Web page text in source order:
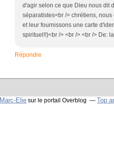
d'agir selon ce que Dieu nous dit
séparatistes<br /> chrétiens,
et leur fournissons une carte
spirituel!!)<br /> <br /> <br /> De:
Répondre
Marc-Elie sur le portail Overblog Top